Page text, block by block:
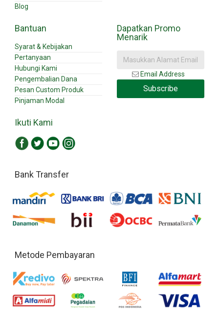
Blog
Bantuan
Syarat & Kebijakan
Pertanyaan
Hubungi Kami
Pengembalian Dana
Pesan Custom Produk
Pinjaman Modal
Dapatkan Promo
Menarik
Email Address
Subscribe
Ikuti Kami
Bank Transfer
Metode Pembayaran